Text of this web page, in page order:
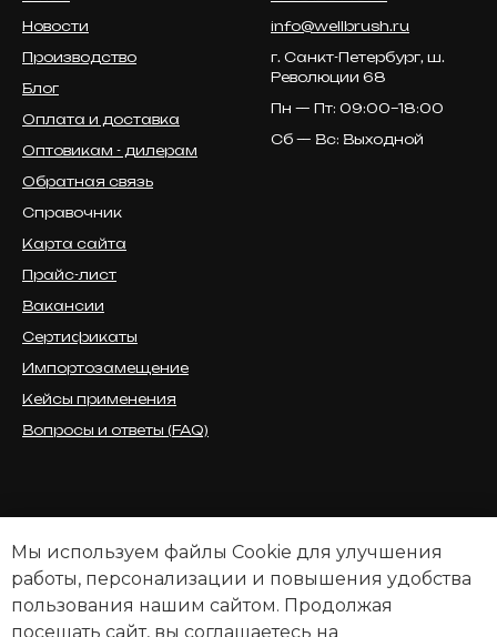
Новости
Производство
Блог
Оплата и доставка
Оптовикам - дилерам
Обратная связь
Справочник
Карта сайта
Прайс-лист
Вакансии
Сертификаты
Импортозамещение
Кейсы применения
Вопросы и ответы (FAQ)
info@wellbrush.ru
г. Санкт-Петербург, ш.
Революции 68
Пн — Пт: 09:00–18:00
Сб — Вс: Выходной
ПОЛИТИКА КОНФИДЕНЦИАЛЬНОСТИ
Мы используем файлы Cookie для улучшения
работы, персонализации и повышения удобства
пользования нашим сайтом. Продолжая
посещать сайт, вы соглашаетесь на